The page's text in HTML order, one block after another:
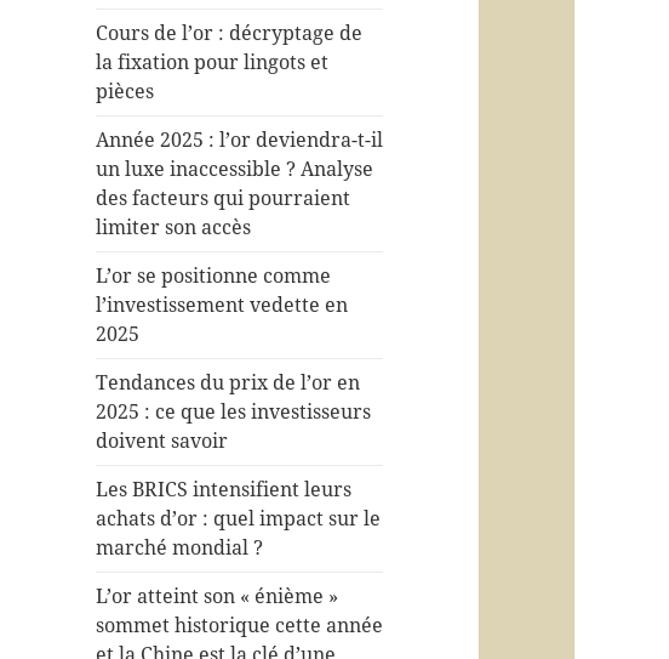
Cours de l’or : décryptage de
la fixation pour lingots et
pièces
Année 2025 : l’or deviendra-t-il
un luxe inaccessible ? Analyse
des facteurs qui pourraient
limiter son accès
L’or se positionne comme
l’investissement vedette en
2025
Tendances du prix de l’or en
2025 : ce que les investisseurs
doivent savoir
Les BRICS intensifient leurs
achats d’or : quel impact sur le
marché mondial ?
L’or atteint son « énième »
sommet historique cette année